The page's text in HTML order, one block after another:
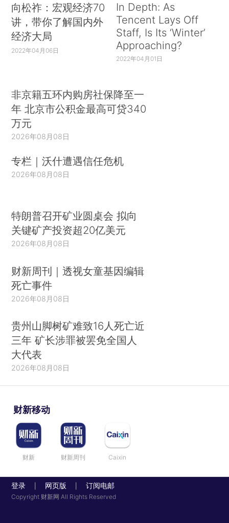
包容的原则，秉持共商、共建、共享精神参与合
作，实现共同发展。
——依托项目推进。现阶段可根据各国国情，
获项目联合清单”确定的项目，一步一个脚印地推进
合作。
——促进开放包容。澜湄合作并不封闭排他，
而是开放包容的。澜湄合作的三大支柱，与东盟共
同体建设三大支柱高度契合，我们欢迎其他东盟成
补充。我们也欢迎域内外其他国家支持澜湄合作进
程。
展虽然也遇到一些新挑战，但仍展现出强劲的发展
态势。六国通过澜湄合作能形成6个1相加大于6的
效应，既能顶住外部经济下行压力，促进自身发
强就澜湄合作未来发展提出四点建议：
第一，共建澜湄国家命运共同体。各国要增进
政治互信，密切高层交往，加强治国理政交流，坚
定支持彼此走符合自身国情的发展道路。精心培育
商、互利互惠、合作共赢的澜湄国家命运共同体，
为在更广范围内构建亚洲命运共同体打下坚实的基
础。
个湄公河国家签署或正在商谈共建“一带一路”合作
文件，愿加强同各国的发展战略对接。要加速推进
向松祚：宏观经济70
讲，带你了解国内外
经济大局
2022年04月06日
In Depth: As
Tencent Lays Off
Staff, Is Its ‘Winter’
Approaching?
2022年04月01日
非京籍五环内购房社保降至一
年 北京市公积金最高可贷340
万元
2026年08月08日
专栏｜沃什遭遇信任危机
2026年08月08日
特朗普召开矿业圆桌会 拟向
关键矿产投资超20亿美元
2026年08月08日
财新周刊｜透视女童基因编辑
死亡事件
2026年08月08日
贵州山脚树矿难致16人死亡近
三年 矿长涉罪被罢免全国人
大代表
2026年08月08日
财新移动
财新 财新周刊 Caixin
登录 网页版 订阅电邮
Copyright 财新网 All Rights Reserved